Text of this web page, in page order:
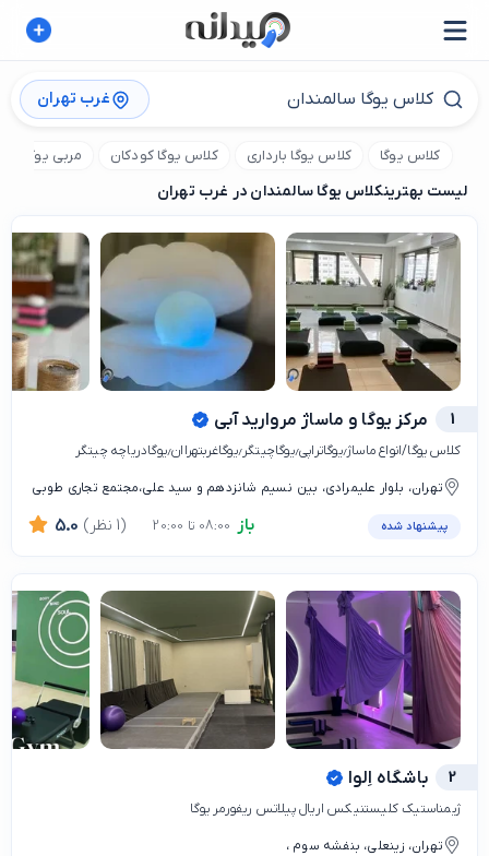
غرب تهران
کلاس یوگا کلاس یوگا بارداری کلاس یوگا کودکان مربی یوگا
لیست بهترینکلاس یوگا سالمندان در غرب تهران
1 مرکز یوگا و ماساژ مروارید آبی
کلاس یوگا/انواع ماساژ٫یوگاتراپی٫یوگاچیتگر٫یوگاغربتهراان٫یوگادریاچه چیتگر
تهران، بلوار علیمرادی، بین نسیم شانزدهم و سید علی،مجتمع تجاری طوبی
پیشنهاد شده باز 5.0 (1 نظر)
2 باشگاه اِلوا
ژیمناستیک کلیستنیکس اریال پیلاتس ریفورمر یوگا
تهران، زینعلی، بنفشه سوم ،